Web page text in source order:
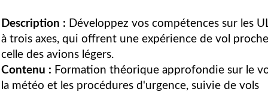
Description : Développez vos compétences sur les
à trois axes, qui offrent une expérience de vol
celle des avions légers.
Contenu : Formation théorique approfondie sur le
la météo et les procédures d'urgence, suivie de vols